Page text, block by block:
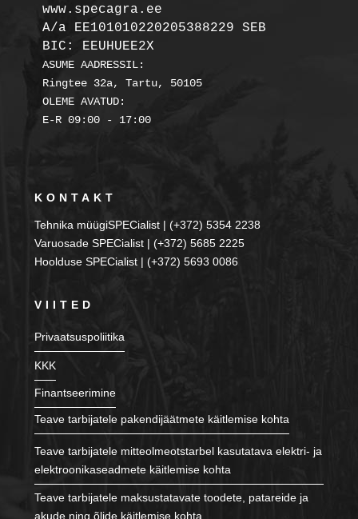
A/a EE101010220205388229 SEB
BIC: EEUHUEE2X
ASUME AADRESSIL:
Ringtee 32a, Tartu, 50105
OLEME AVATUD:
E-R 09:00 - 17:00
KONTAKT
Tehnika müügiSPECialist | (+372) 5354 2238
Varuosade SPECialist | (+372) 5685 2225
Hoolduse SPECialist | (+372) 5693 0086
VIITED
Privaatsuspoliitika
KKK
Finantseerimine
Teave tarbijatele pakendijäätmete käitlemise kohta
Teave tarbijatele mitteolmeotstarbel kasutatava elektri- ja
elektroonikaseadmete käitlemise kohta
Teave tarbijatele maksustatavate toodete, patareide ja
akude ning õlide käitlemise kohta